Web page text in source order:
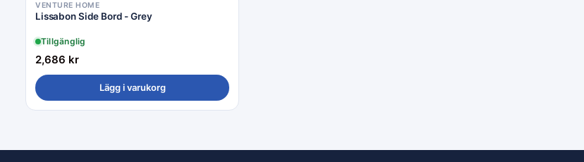
VENTURE HOME
Lissabon Side Bord - Grey
Tillgänglig
2,686 kr
Lägg i varukorg